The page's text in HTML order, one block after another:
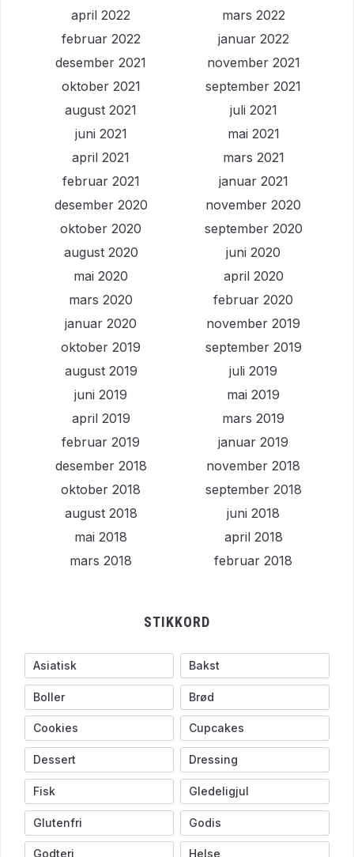
april 2022
mars 2022
februar 2022
januar 2022
desember 2021
november 2021
oktober 2021
september 2021
august 2021
juli 2021
juni 2021
mai 2021
april 2021
mars 2021
februar 2021
januar 2021
desember 2020
november 2020
oktober 2020
september 2020
august 2020
juni 2020
mai 2020
april 2020
mars 2020
februar 2020
januar 2020
november 2019
oktober 2019
september 2019
august 2019
juli 2019
juni 2019
mai 2019
april 2019
mars 2019
februar 2019
januar 2019
desember 2018
november 2018
oktober 2018
september 2018
august 2018
juni 2018
mai 2018
april 2018
mars 2018
februar 2018
STIKKORD
Asiatisk Bakst
Boller Brød
Cookies Cupcakes
Dessert Dressing
Fisk Gledeligjul
Glutenfri Godis
Godteri Helse